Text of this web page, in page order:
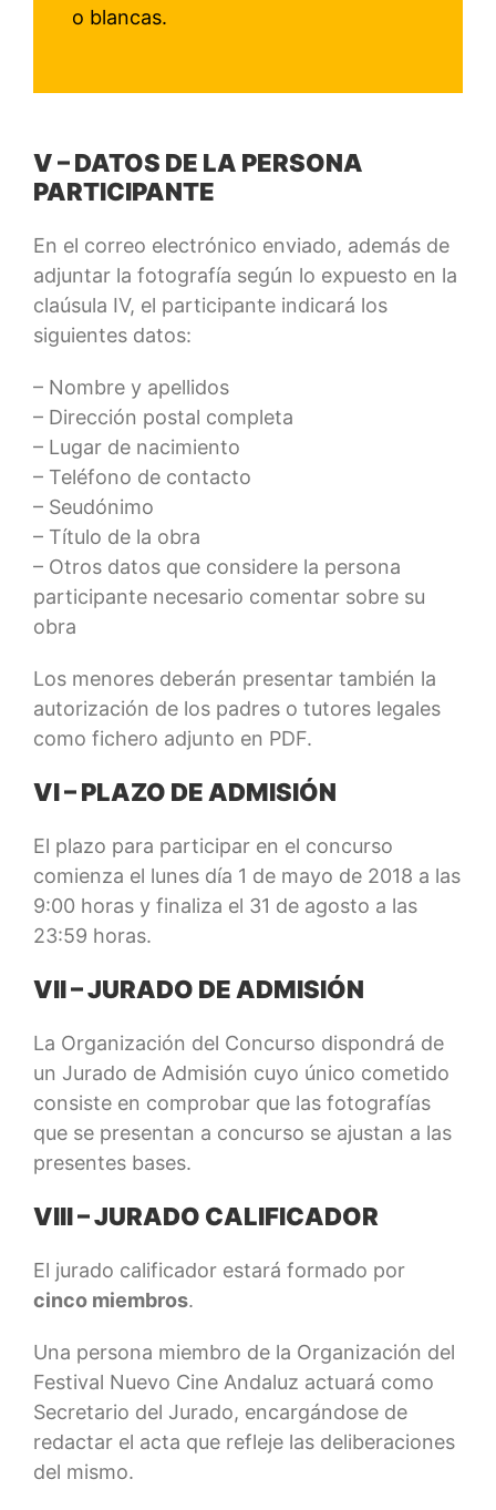
o blancas.
V – DATOS DE LA PERSONA
PARTICIPANTE
En el correo electrónico enviado, además de
adjuntar la fotografía según lo expuesto en la
claúsula IV, el participante indicará los
siguientes datos:
– Nombre y apellidos
– Dirección postal completa
– Lugar de nacimiento
– Teléfono de contacto
– Seudónimo
– Título de la obra
– Otros datos que considere la persona
participante necesario comentar sobre su
obra
Los menores deberán presentar también la
autorización de los padres o tutores legales
como fichero adjunto en PDF.
VI – PLAZO DE ADMISIÓN
El plazo para participar en el concurso
comienza el lunes día 1 de mayo de 2018 a las
9:00 horas y finaliza el 31 de agosto a las
23:59 horas.
VII – JURADO DE ADMISIÓN
La Organización del Concurso dispondrá de
un Jurado de Admisión cuyo único cometido
consiste en comprobar que las fotografías
que se presentan a concurso se ajustan a las
presentes bases.
VIII – JURADO CALIFICADOR
El jurado calificador estará formado por
cinco miembros.
Una persona miembro de la Organización del
Festival Nuevo Cine Andaluz actuará como
Secretario del Jurado, encargándose de
redactar el acta que refleje las deliberaciones
del mismo.